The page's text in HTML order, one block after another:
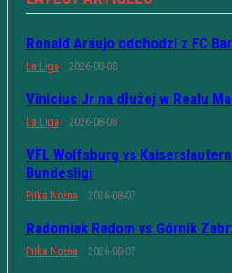
Ronald Araujo odchodzi z FC
La Liga 2026-08-08
Vinicius Jr na dłużej w Realu
La Liga 2026-08-08
VFL Wolfsburg vs
Bundesligi
Piłka Nożna 2026-08-07
Radomiak Radom vs Górnik
Piłka Nożna 2026-08-07